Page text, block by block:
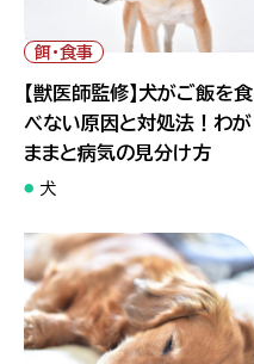
" alt="【獣医師監修】犬がご飯
を食べない原因と対処法！わが
ままと病気の見分け方">
餌・食事
【獣医師監修】犬がご飯を食
べない原因と対処法！わが
ままと病気の見分け方
犬